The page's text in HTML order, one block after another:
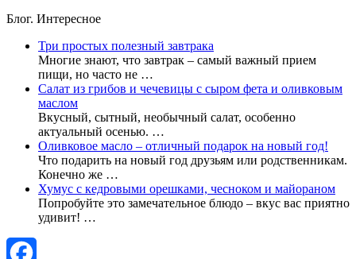
Блог. Интересное
Три простых полезный завтрака
Многие знают, что завтрак – самый важный прием
пищи, но часто не …
Салат из грибов и чечевицы с сыром фета и оливковым
маслом
Вкусный, сытный, необычный салат, особенно
актуальный осенью. …
Оливковое масло – отличный подарок на новый год!
Что подарить на новый год друзьям или родственникам.
Конечно же …
Хумус c кедровыми орешками, чесноком и майораном
Попробуйте это замечательное блюдо – вкус вас приятно
удивит! …